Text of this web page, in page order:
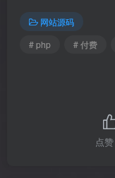
网站源码
# php
# 付费
点赞